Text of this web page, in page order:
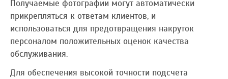
Получаемые фотографии могут автоматически
прикрепляться к ответам клиентов, и
использоваться для предотвращения накруток
персоналом положительных оценок качества
обслуживания.
Для обеспечения высокой точности подсчета